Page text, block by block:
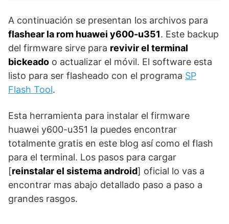
A continuación se presentan los archivos para
flashear la rom huawei y600-u351. Este backup
del firmware sirve para revivir el terminal
bickeado o actualizar el móvil. El software esta
listo para ser flasheado con el programa SP
Flash Tool.
Esta herramienta para instalar el firmware
huawei y600-u351 la puedes encontrar
totalmente gratis en este blog así como el flash
para el terminal. Los pasos para cargar
[reinstalar el sistema android] oficial lo vas a
encontrar mas abajo detallado paso a paso a
grandes rasgos.